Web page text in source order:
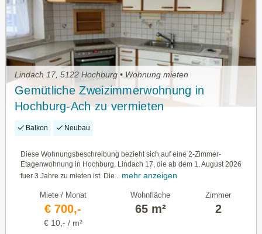
Lindach 17, 5122 Hochburg • Wohnung mieten
Gemütliche Zweizimmerwohnung in
Hochburg-Ach zu vermieten
Balkon Neubau
Diese Wohnungsbeschreibung bezieht sich auf eine 2-Zimmer-
Etagenwohnung in Hochburg, Lindach 17, die ab dem 1. August 2026
fuer 3 Jahre zu mieten ist. Die... mehr anzeigen
Miete / Monat
€ 700,-
€ 10,- / m²
Wohnfläche
65 m²
Zimmer
2